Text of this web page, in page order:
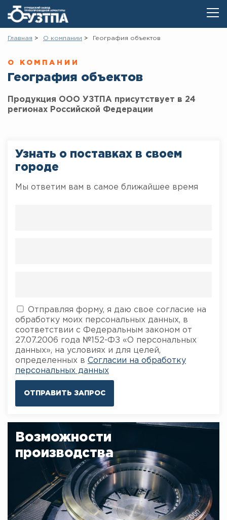
Главная О компании География объектов
О КОМПАНИИ
География объектов
Продукция ООО УЗТПА присутствует в 24
регионах Российской Федерации
Узнать о поставках в своем
городе
Мы ответим вам в самое ближайшее время
Отправляя форму, я даю свое согласие на
обработку моих персональных данных, в
соответствии с Федеральным законом от
27.07.2006 года №152-ФЗ «О персональных
данных», на условиях и для целей,
определенных в Согласии на обработку
персональных данных
ОТПРАВИТЬ ЗАПРОС
Возможности
производства